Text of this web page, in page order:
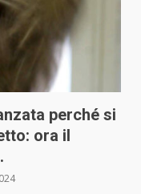
perché si
ora il